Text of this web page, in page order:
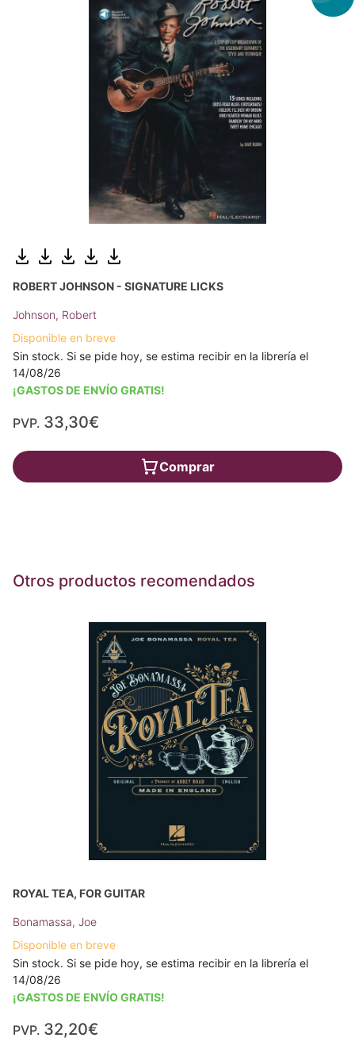
ROBERT JOHNSON - SIGNATURE LICKS
Johnson, Robert
Disponible en breve
Sin stock. Si se pide hoy, se estima recibir en la librería el
14/08/26
¡GASTOS DE ENVÍO GRATIS!
PVP. 33,30€
Comprar
Otros productos recomendados
ROYAL TEA, FOR GUITAR
Bonamassa, Joe
Disponible en breve
Sin stock. Si se pide hoy, se estima recibir en la librería el
14/08/26
¡GASTOS DE ENVÍO GRATIS!
PVP. 32,20€